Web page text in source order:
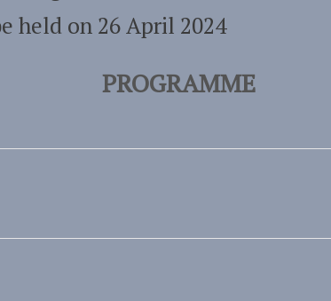
held on 26 April 2024
PROGRAMME